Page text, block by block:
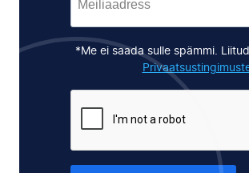
*Me ei saada sulle spämmi.